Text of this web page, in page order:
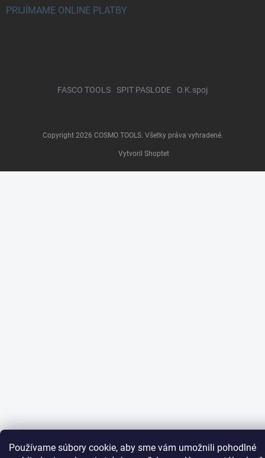
Používame súbory cookie, aby sme vám umožnili pohodlné
PRIJÍMAME ONLINE PLATBY
FASCO TOOLS SPIT PASLODE O.K.spoj
Vytvoril Shoptet
Copyright 2026 COSMO TOOLS. Všetky práva vyhradené.